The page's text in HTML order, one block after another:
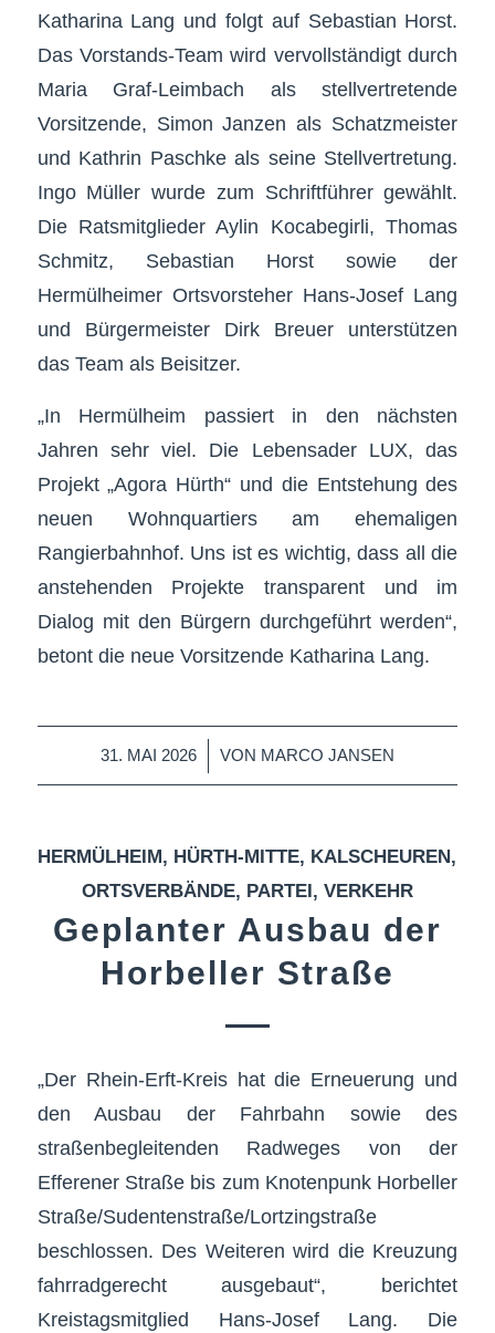
Katharina Lang und folgt auf Sebastian Horst.
Das Vorstands-Team wird vervollständigt durch
Maria Graf-Leimbach als stellvertretende
Vorsitzende, Simon Janzen als Schatzmeister
und Kathrin Paschke als seine Stellvertretung.
Ingo Müller wurde zum Schriftführer gewählt.
Die Ratsmitglieder Aylin Kocabegirli, Thomas
Schmitz, Sebastian Horst sowie der
Hermülheimer Ortsvorsteher Hans-Josef Lang
und Bürgermeister Dirk Breuer unterstützen
das Team als Beisitzer.
„In Hermülheim passiert in den nächsten
Jahren sehr viel. Die Lebensader LUX, das
Projekt „Agora Hürth“ und die Entstehung des
neuen Wohnquartiers am ehemaligen
Rangierbahnhof. Uns ist es wichtig, dass all die
anstehenden Projekte transparent und im
Dialog mit den Bürgern durchgeführt werden“,
betont die neue Vorsitzende Katharina Lang.
31. MAI 2026
/ VON MARCO JANSEN
HERMÜLHEIM, HÜRTH-MITTE, KALSCHEUREN,
ORTSVERBÄNDE, PARTEI, VERKEHR
Geplanter Ausbau der
Horbeller Straße
„Der Rhein-Erft-Kreis hat die Erneuerung und
den Ausbau der Fahrbahn sowie des
straßenbegleitenden Radweges von der
Efferener Straße bis zum Knotenpunk Horbeller
Straße/Sudentenstraße/Lortzingstraße
beschlossen. Des Weiteren wird die Kreuzung
fahrradgerecht ausgebaut“, berichtet
Kreistagsmitglied Hans-Josef Lang. Die